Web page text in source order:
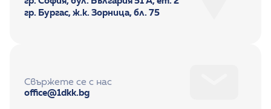
гр. Бургас, ж.к. Зорница, бл. 75
Свържете се с нас
office@1dkk.bg